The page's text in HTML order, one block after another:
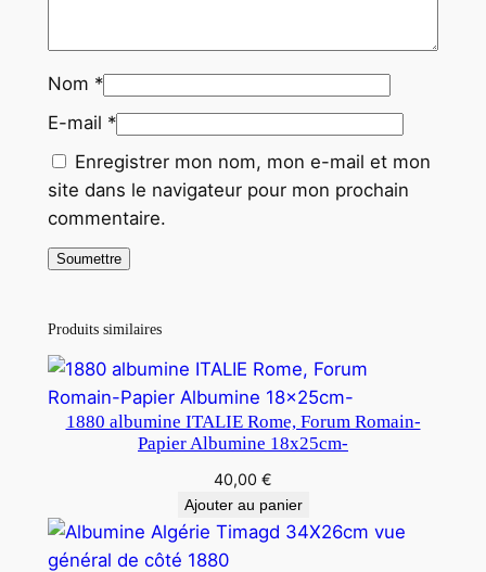
Nom *
E-mail *
Enregistrer mon nom, mon e-mail et mon
site dans le navigateur pour mon prochain
commentaire.
Produits similaires
1880 albumine ITALIE Rome, Forum Romain-
Papier Albumine 18x25cm-
40,00 €
Ajouter au panier